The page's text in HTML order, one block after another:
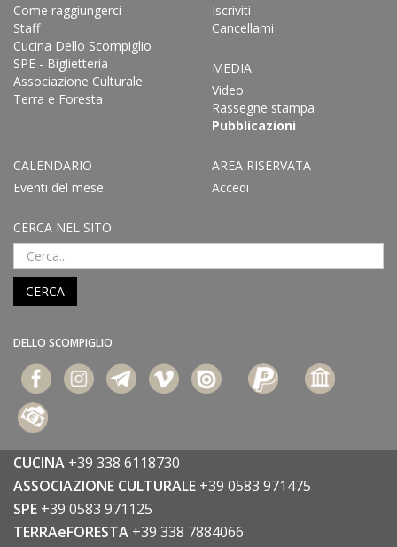
Come raggiungerci
Staff
Cucina Dello Scompiglio
SPE - Biglietteria
Associazione Culturale
Terra e Foresta
Iscriviti
Cancellami
MEDIA
Video
Rassegne stampa
Pubblicazioni
CALENDARIO
Eventi del mese
AREA RISERVATA
Accedi
CERCA NEL SITO
CERCA
DELLO SCOMPIGLIO
CUCINA +39 338 6118730
ASSOCIAZIONE CULTURALE +39 0583 971475
SPE +39 0583 971125
TERRAeFORESTA +39 338 7884066